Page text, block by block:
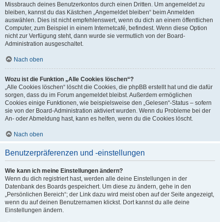
Missbrauch deines Benutzerkontos durch einen Dritten. Um angemeldet zu
bleiben, kannst du das Kästchen „Angemeldet bleiben“ beim Anmelden
auswählen. Dies ist nicht empfehlenswert, wenn du dich an einem öffentlichen
Computer, zum Beispiel in einem Internetcafé, befindest. Wenn diese Option
nicht zur Verfügung steht, dann wurde sie vermutlich von der Board-
Administration ausgeschaltet.
Nach oben
Wozu ist die Funktion „Alle Cookies löschen“?
„Alle Cookies löschen“ löscht die Cookies, die phpBB erstellt hat und die dafür
sorgen, dass du im Forum angemeldet bleibst. Außerdem ermöglichen
Cookies einige Funktionen, wie beispielsweise den „Gelesen“-Status – sofern
sie von der Board-Administration aktiviert wurden. Wenn du Probleme bei der
An- oder Abmeldung hast, kann es helfen, wenn du die Cookies löscht.
Nach oben
Benutzerpräferenzen und -einstellungen
Wie kann ich meine Einstellungen ändern?
Wenn du dich registriert hast, werden alle deine Einstellungen in der
Datenbank des Boards gespeichert. Um diese zu ändern, gehe in den
„Persönlichen Bereich“; der Link dazu wird meist oben auf der Seite angezeigt,
wenn du auf deinen Benutzernamen klickst. Dort kannst du alle deine
Einstellungen ändern.